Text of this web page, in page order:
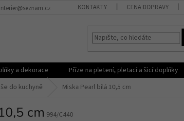
KONTAKTY CENA DOPRAVY
a dekorace Příze na pletení, pletací a šicí doplňky
do kuchyně Miska Pearl bílá 10,5 cm
cm 994/C440